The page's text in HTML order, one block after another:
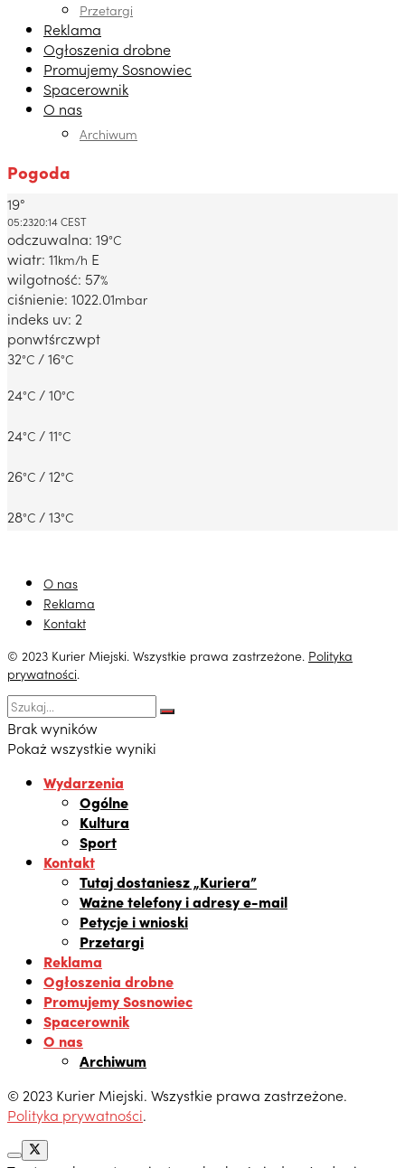
Przetargi
Reklama
Ogłoszenia drobne
Promujemy Sosnowiec
Spacerownik
O nas
Archiwum
Pogoda
Dabrowa Gornicza, PL
19°
05:2320:14 CEST
odczuwalna: 19°C
wiatr: 11km/h E
wilgotność: 57%
ciśnienie: 1022.01mbar
indeks uv: 2
ponwtśrczwpt
32°C / 16°C
24°C / 10°C
24°C / 11°C
26°C / 12°C
28°C / 13°C
O nas
Reklama
Kontakt
© 2023 Kurier Miejski. Wszystkie prawa zastrzeżone. Polityka
prywatności.
Brak wyników
Pokaż wszystkie wyniki
Wydarzenia
Ogólne
Kultura
Sport
Kontakt
Tutaj dostaniesz „Kuriera”
Ważne telefony i adresy e-mail
Petycje i wnioski
Przetargi
Reklama
Ogłoszenia drobne
Promujemy Sosnowiec
Spacerownik
O nas
Archiwum
© 2023 Kurier Miejski. Wszystkie prawa zastrzeżone.
Polityka prywatności.